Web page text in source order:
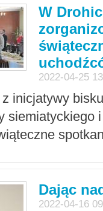
W
2022-04-25
inicjatywy
siemiatyckiego
Dając
2022-04-16